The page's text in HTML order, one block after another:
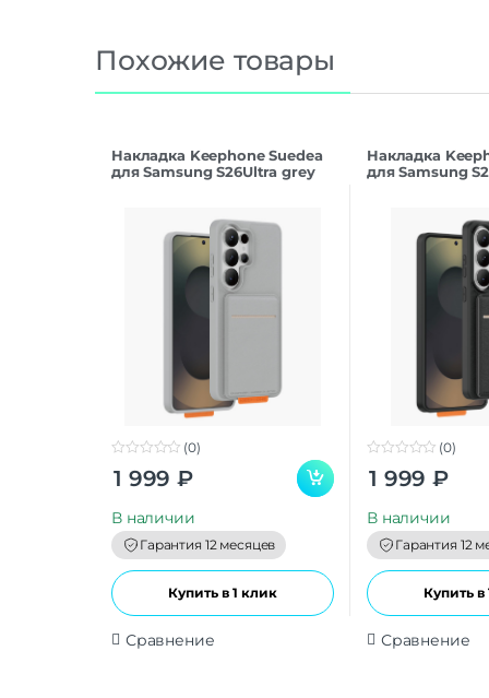
Похожие товары
Накладка Keephone Suedea
для Samsung S26Ultra grey
o
(0)
1 999 ₽
В наличии
Гарантия 12 месяцев
Купить в 1 клик
Сравнение
Накладка
для Samsung
o
(0)
1 999 ₽
В наличии
Гарантия 12
Купить в
Сравнение